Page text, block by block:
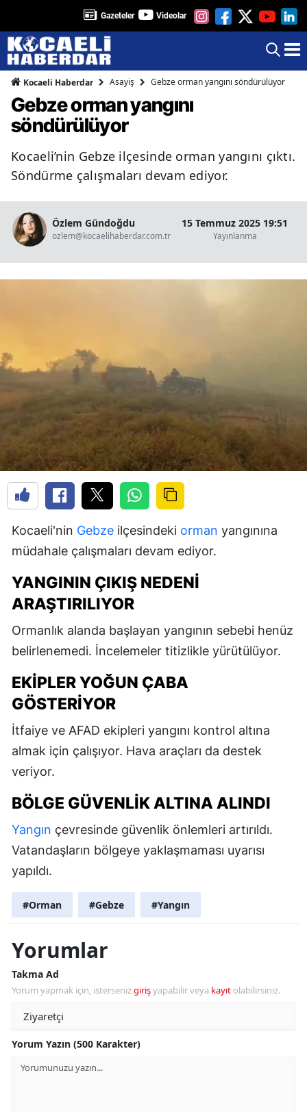
Gazeteler Videolar
Kocaeli Haberdar Asayiş Gebze orman yangını söndürülüyor
Gebze orman yangını
söndürülüyor
Kocaeli’nin Gebze ilçesinde orman yangını çıktı.
Söndürme çalışmaları devam ediyor.
Özlem Gündoğdu
ozlem@kocaelihaberdar.com.tr
15 Temmuz 2025 19:51
Yayınlanma
Kocaeli'nin Gebze ilçesindeki orman yangınına
müdahale çalışmaları devam ediyor.
YANGININ ÇIKIŞ NEDENI
ARAŞTIRILIYOR
Ormanlık alanda başlayan yangının sebebi henüz
belirlenemedi. İncelemeler titizlikle yürütülüyor.
EKIPLER YOĞUN ÇABA
GÖSTERIYOR
İtfaiye ve AFAD ekipleri yangını kontrol altına
almak için çalışıyor. Hava araçları da destek
veriyor.
BÖLGE GÜVENLIK ALTINA ALINDI
Yangın çevresinde güvenlik önlemleri artırıldı.
Vatandaşların bölgeye yaklaşmaması uyarısı
yapıldı.
#Orman #Gebze #Yangın
Yorumlar
Takma Ad
Yorum yapmak için, istersenizgirişyapabilir veya kayıt olabilirsiniz.
Yorum Yazın (500 Karakter)